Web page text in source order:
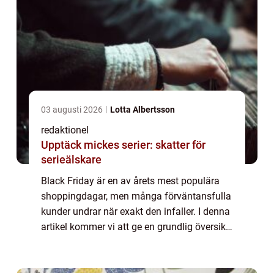
03 augusti 2026 Lotta Albertsson
redaktionel
Upptäck mickes serier: skatter för
serieälskare
Black Friday är en av årets mest populära
shoppingdagar, men många förväntansfulla
kunder undrar när exakt den infaller. I denna
artikel kommer vi att ge en grundlig översikt